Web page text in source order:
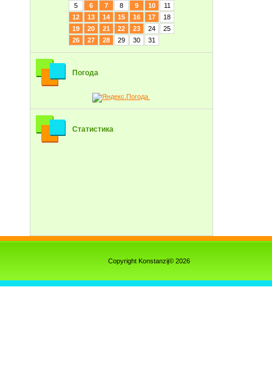
5 6 7 8 9 10
11
12
13 14 15 16 17
18
19
20 21 22 23 24
25
26
27 28 29 30 31
Погода
Статистика
Copyright Konstanzij© 2026